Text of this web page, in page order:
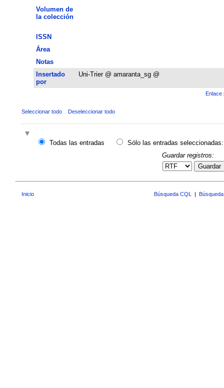
Volumen de
la colección
ISSN
Área
Notas
Insertado
por
Uni-Trier @ amaranta_sg @
Enlace
Seleccionar todo Deseleccionar todo
Todas las entradas
Sólo las entradas seleccionadas:
Guardar registros:
Guardar
Inicio Búsqueda CQL